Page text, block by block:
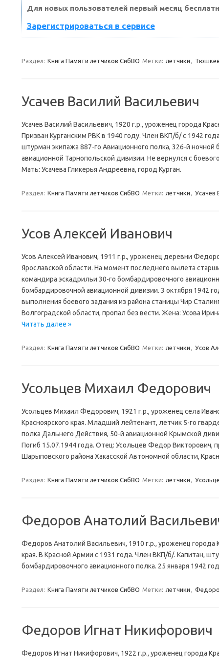
Для новых пользователей первый месяц
Зарегистрироваться в сервисе
Раздел: Книга Памяти летчиков СибВО Метки: летчики ,
Усачев Василий Васильевич
Усачев Василий Васильевич, 1920 г.р., уроженец города
Призван Курганским РВК в 1940 году. Член ВКП/б/ с 1942
штурман экипажа 887-го Авиационного полка, 326-й ночной
авиационной Тарнопольской дивизии. Не вернулся с
Мать: Усачева Гликерья Андреевна, город Курган.
Раздел: Книга Памяти летчиков СибВО Метки: летчики , Усачев
Усов Алексей Иванович
Усов Алексей Иванович, 1911 г.р., уроженец деревни
Ярославской области. На момент последнего вылета
командира эскадрильи 30-го бомбардировочного
бомбардировочной авиационной дивизии. 3 октября 1942
выполнения боевого задания из района станицы Чир
Волгоградской области, пропал без вести. Жена: Усова
Читать далее »
Раздел: Книга Памяти летчиков СибВО Метки: летчики , Усов
Усольцев Михаил Федорович
Усольцев Михаил Федорович, 1921 г.р., уроженец села
Красноярского края. Младший лейтенант, летчик 5-го
полка Дальнего Действия, 50-й авиационной Крымской
Погиб 15.07.1944 года. Отец: Усольцев Федор Викторович,
Шарыповского района Хакасской Автономной области,
Раздел: Книга Памяти летчиков СибВО Метки: летчики ,
Федоров Анатолий
Федоров Анатолий Васильевич, 1910 г.р., уроженец города
края. В Красной Армии с 1931 года. Член ВКП/б/. Капитан,
бомбардировочного авиационного полка. 25 января 1942
Раздел: Книга Памяти летчиков СибВО Метки: летчики ,
Федоров Игнат Никифорович
Федоров Игнат Никифорович, 1922 г.р., уроженец города